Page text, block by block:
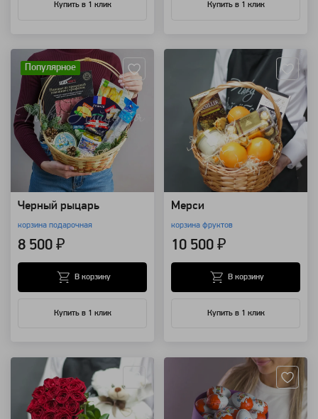
Купить в 1 клик Купить в 1 клик
Популярное
Черный рыцарь
корзина подарочная
8 500 ₽
Купить в 1 клик
В корзину
Мерси
корзина фруктов
10 500 ₽
Купить в 1 клик
В корзину